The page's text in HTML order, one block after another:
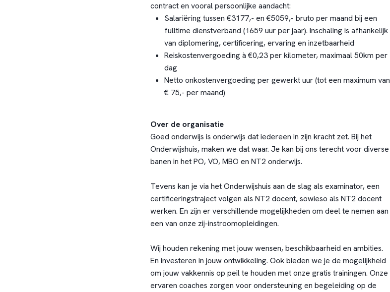
contract en vooral persoonlijke aandacht:
Salariëring tussen €3177,- en €5059,- bruto per maand bij een
fulltime dienstverband (1659 uur per jaar). Inschaling is afhankelijk
van diplomering, certificering, ervaring en inzetbaarheid
Reiskostenvergoeding à €0,23 per kilometer, maximaal 50km per
dag
Netto onkostenvergoeding per gewerkt uur (tot een maximum van
€ 75,- per maand)
Over de organisatie
Goed onderwijs is onderwijs dat iedereen in zijn kracht zet. Bij het
Onderwijshuis, maken we dat waar. Je kan bij ons terecht voor diverse
banen in het PO, VO, MBO en NT2 onderwijs.
Tevens kan je via het Onderwijshuis aan de slag als examinator, een
certificeringstraject volgen als NT2 docent, sowieso als NT2 docent
werken. En zijn er verschillende mogelijkheden om deel te nemen aan
een van onze zij-instroomopleidingen.
Wij houden rekening met jouw wensen, beschikbaarheid en ambities.
En investeren in jouw ontwikkeling. Ook bieden we je de mogelijkheid
om jouw vakkennis op peil te houden met onze gratis trainingen. Onze
ervaren coaches zorgen voor ondersteuning en begeleiding op de